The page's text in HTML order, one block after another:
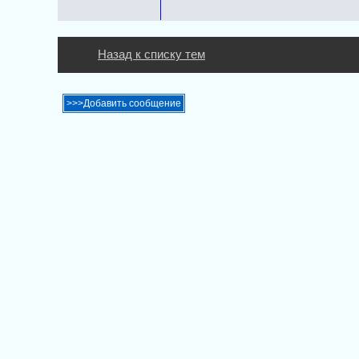
Назад к списку тем